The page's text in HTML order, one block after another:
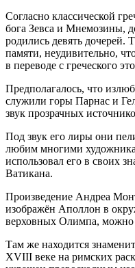
Согласно классической
бога Зевса и Мнемозины,
родились девять дочерей.
памяти, неудивительно,
в переводе с греческого
Предполагалось, что
служили горы Парнас и
звук прозрачных
Под звук его лиры они
любим многими
использовал его в своих
Ватикана.
Произведение Андреа
изображён Аполлон в
верховных Олимпа, можно
Там же находится
XVIII веке на римских